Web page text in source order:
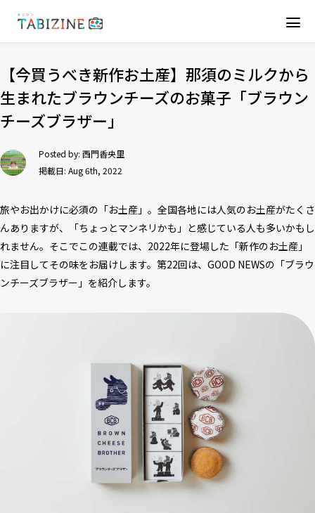
【今買うべき新作お土産】那須のミルクから
生まれたブラウンチーズのお菓子「ブラウン
チーズブラザー」
Posted by: 西門香央里
掲載日: Aug 6th, 2022
旅やお出かけに必須の「お土産」。全国各地には人気のお土産がたくさ
んありますが、「ちょっとマンネリかも」と感じている人も多いかもし
れません。そこでこの連載では、2022年に登場した「新作のお土産」
に注目してその味をお届けします。第22回は、GOOD NEWSの「ブラウ
ンチーズブラザー」を紹介します。